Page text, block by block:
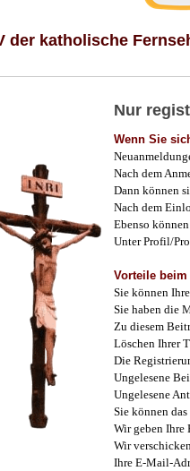
der katholische
Nur
Wenn Sie
Nach dem
Dann können
Nach dem
Ebenso
Unter Profil/
Vorteile
Sie können
Sie haben die
Zu diesem
Löschen Ihrer
Die
Ungelesene
Ungelesene
Sie können
Wir geben Ihre
Wir
Ihre E-Mail-